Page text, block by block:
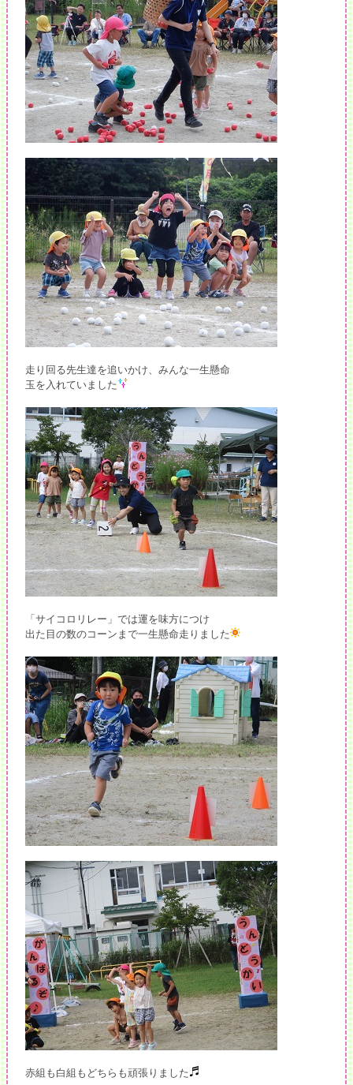
走り回る先生達を追いかけ、みんな一生懸命
玉を入れていました
「サイコロリレー」では運を味方につけ
出た目の数のコーンまで一生懸命走りました
赤組も白組もどちらも頑張りました